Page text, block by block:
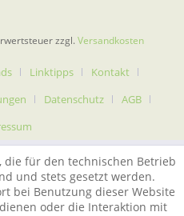
zzgl. Versandkosten
Linktipps
Kontakt
Datenschutz
AGB
die für den technischen Betrieb
und stets gesetzt werden.
bei Benutzung dieser Website
oder die Interaktion mit